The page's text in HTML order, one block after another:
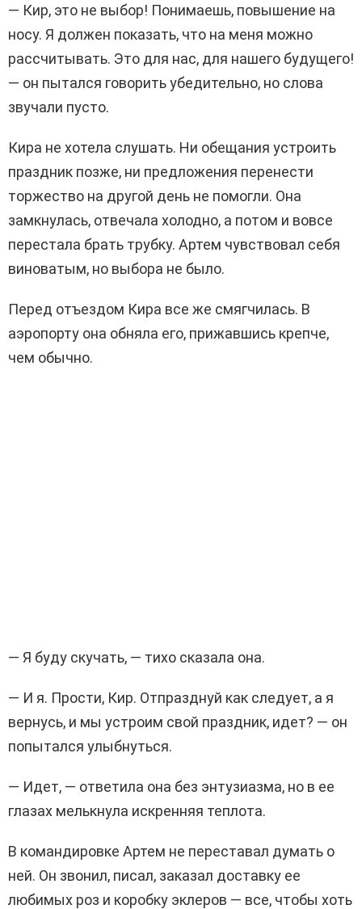
— Кир, это не выбор! Понимаешь, повышение на
носу. Я должен показать, что на меня можно
рассчитывать. Это для нас, для нашего будущего!
— он пытался говорить убедительно, но слова
звучали пусто.
Кира не хотела слушать. Ни обещания устроить
праздник позже, ни предложения перенести
торжество на другой день не помогли. Она
замкнулась, отвечала холодно, а потом и вовсе
перестала брать трубку. Артем чувствовал себя
виноватым, но выбора не было.
Перед отъездом Кира все же смягчилась. В
аэропорту она обняла его, прижавшись крепче,
чем обычно.
— Я буду скучать, — тихо сказала она.
— И я. Прости, Кир. Отпразднуй как следует, а я
вернусь, и мы устроим свой праздник, идет? — он
попытался улыбнуться.
— Идет, — ответила она без энтузиазма, но в ее
глазах мелькнула искренняя теплота.
В командировке Артем не переставал думать о
ней. Он звонил, писал, заказал доставку ее
любимых роз и коробку эклеров — все, чтобы хоть